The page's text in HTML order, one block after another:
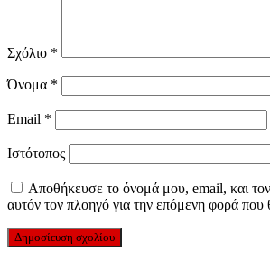
Σχόλιο *
Όνομα *
Email *
Ιστότοπος
Αποθήκευσε το όνομά μου, email, και
αυτόν τον πλοηγό για την επόμενη φορά